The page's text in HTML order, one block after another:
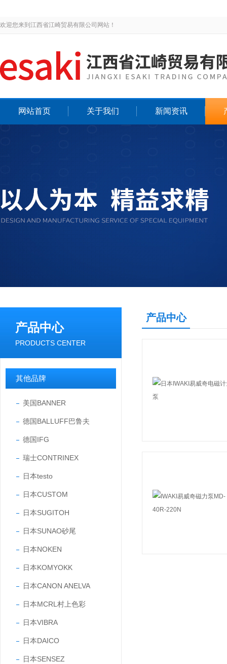
欢迎您来到江西省江崎贸易有限公司网站！
网站首页 关于我们 新闻资讯
产品中心
PRODUCTS CENTER
其他品牌
美国BANNER
德国BALLUFF巴鲁夫
德国IFG
瑞士CONTRINEX
日本testo
日本CUSTOM
日本SUGITOH
日本SUNAO砂尾
日本NOKEN
日本KOMYOKK
日本CANON ANELVA
日本MCRL村上色彩
日本VIBRA
日本DAICO
日本SENSEZ
产品中心